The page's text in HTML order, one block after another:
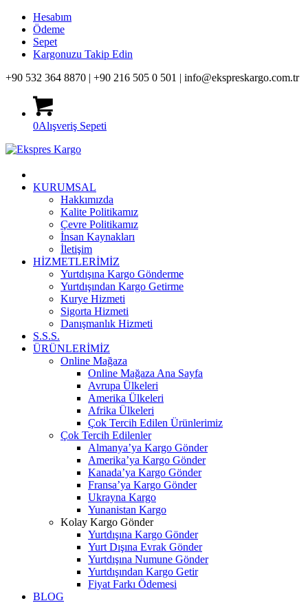
Hesabım
Ödeme
Sepet
Kargonuzu Takip Edin
+90 532 364 8870 | +90 216 505 0 501 | info@ekspreskargo.com.tr
0Alışveriş Sepeti
KURUMSAL
Hakkımızda
Kalite Politikamız
Çevre Politikamız
İnsan Kaynakları
İletişim
HİZMETLERİMİZ
Yurtdışına Kargo Gönderme
Yurtdışından Kargo Getirme
Kurye Hizmeti
Sigorta Hizmeti
Danışmanlık Hizmeti
S.S.S.
ÜRÜNLERİMİZ
Online Mağaza
Online Mağaza Ana Sayfa
Avrupa Ülkeleri
Amerika Ülkeleri
Afrika Ülkeleri
Çok Tercih Edilen Ürünlerimiz
Çok Tercih Edilenler
Almanya’ya Kargo Gönder
Amerika’ya Kargo Gönder
Kanada’ya Kargo Gönder
Fransa’ya Kargo Gönder
Ukrayna Kargo
Yunanistan Kargo
Kolay Kargo Gönder
Yurtdışına Kargo Gönder
Yurt Dışına Evrak Gönder
Yurtdışına Numune Gönder
Yurtdışından Kargo Getir
Fiyat Farkı Ödemesi
BLOG